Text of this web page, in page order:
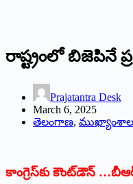
రాష్ట్రంలో బిజెపినే
Prajatantra Desk
March 6, 2025
తెలంగాణ,
కాంగ్రెస్‌కు కౌంట్‌డౌన్‌